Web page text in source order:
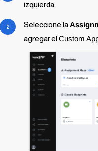
izquierda.
Seleccione la
agregar elCustom